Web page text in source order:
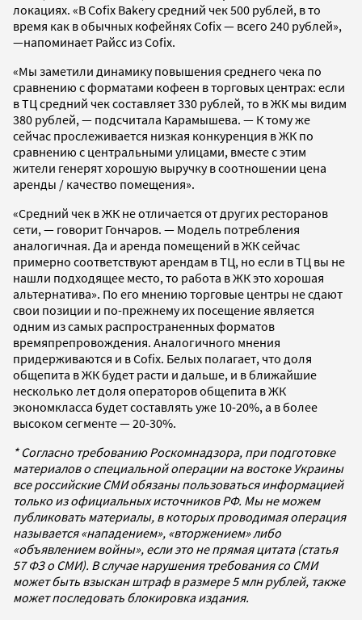
локациях. «В Cofix Bakery средний чек 500 рублей, в то
время как в обычных кофейнях Cofix — всего 240 рублей»,
—напоминает Райсс из Cofix.
«Мы заметили динамику повышения среднего чека по
сравнению с форматами кофеен в торговых центрах: если
в ТЦ средний чек составляет 330 рублей, то в ЖК мы видим
380 рублей, — подсчитала Карамышева. — К тому же
сейчас прослеживается низкая конкуренция в ЖК по
сравнению с центральными улицами, вместе с этим
жители генерят хорошую выручку в соотношении цена
аренды / качество помещения».
«Средний чек в ЖК не отличается от других ресторанов
сети, — говорит Гончаров. — Модель потребления
аналогичная. Да и аренда помещений в ЖК сейчас
примерно соответствуют арендам в ТЦ, но если в ТЦ вы не
нашли подходящее место, то работа в ЖК это хорошая
альтернатива». По его мнению торговые центры не сдают
свои позиции и по-прежнему их посещение является
одним из самых распространенных форматов
времяпрепровождения. Аналогичного мнения
придерживаются и в Cofix. Белых полагает, что доля
общепита в ЖК будет расти и дальше, и в ближайшие
несколько лет доля операторов общепита в ЖК
экономкласса будет составлять уже 10-20%, а в более
высоком сегменте — 20-30%.
* Согласно требованию Роскомнадзора, при подготовке
материалов о специальной операции на востоке Украины
все российские СМИ обязаны пользоваться информацией
только из официальных источников РФ. Мы не можем
публиковать материалы, в которых проводимая операция
называется «нападением», «вторжением» либо
«объявлением войны», если это не прямая цитата (статья
57 ФЗ о СМИ). В случае нарушения требования со СМИ
может быть взыскан штраф в размере 5 млн рублей, также
может последовать блокировка издания.